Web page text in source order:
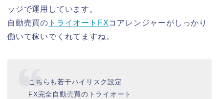
ッジで運用しています。
自動売買の トライオートFXコアレンジャーがしっかり
働いて稼いでくれてますね。
こちらも若干ハイリスク設定
FX完全自動売買のトライオート